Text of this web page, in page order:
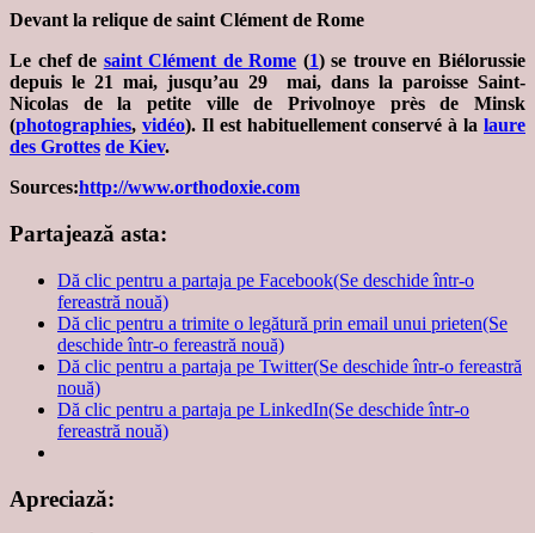
Devant la relique de saint Clément de Rome
Le chef de saint Clément de Rome (1) se trouve en Biélorussie
depuis le 21 mai, jusqu’au 29 mai, dans la paroisse Saint-
Nicolas de la petite ville de Privolnoye près de Minsk
(photographies, vidéo). Il est habituellement conservé à la laure
des Grottes de Kiev.
Sources:http://www.orthodoxie.com
Partajează asta:
Dă clic pentru a partaja pe Facebook(Se deschide într-o
fereastră nouă)
Dă clic pentru a trimite o legătură prin email unui prieten(Se
deschide într-o fereastră nouă)
Dă clic pentru a partaja pe Twitter(Se deschide într-o fereastră
nouă)
Dă clic pentru a partaja pe LinkedIn(Se deschide într-o
fereastră nouă)
Apreciază: